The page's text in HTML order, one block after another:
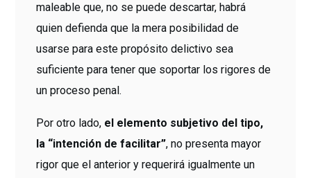
maleable que, no se puede descartar, habrá
quien defienda que la mera posibilidad de
usarse para este propósito delictivo sea
suficiente para tener que soportar los rigores de
un proceso penal.
Por otro lado, el elemento subjetivo del tipo,
la “intención de facilitar”, no presenta mayor
rigor que el anterior y requerirá igualmente un